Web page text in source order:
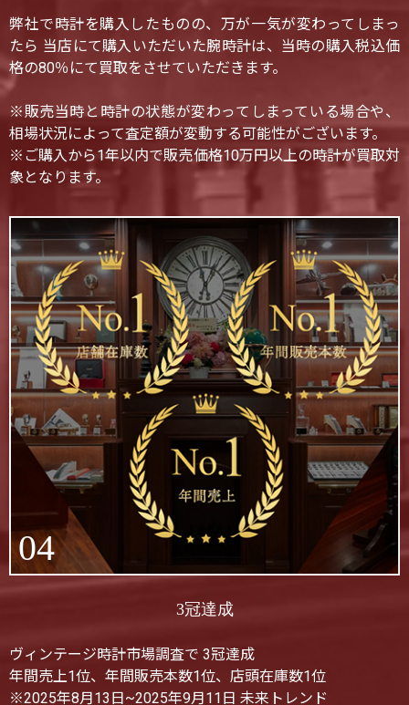
弊社で時計を購入したものの、万が一気が変わってしまっ
たら 当店にて購入いただいた腕時計は、当時の購入税込価
格の80％にて買取をさせていただきます。
※販売当時と時計の状態が変わってしまっている場合や、
相場状況によって査定額が変動する可能性がございます。
※ご購入から1年以内で販売価格10万円以上の時計が買取対
象となります。
04
3冠達成
ヴィンテージ時計市場調査で 3冠達成
年間売上1位、年間販売本数1位、店頭在庫数1位
※2025年8月13日~2025年9月11日 未来トレンド